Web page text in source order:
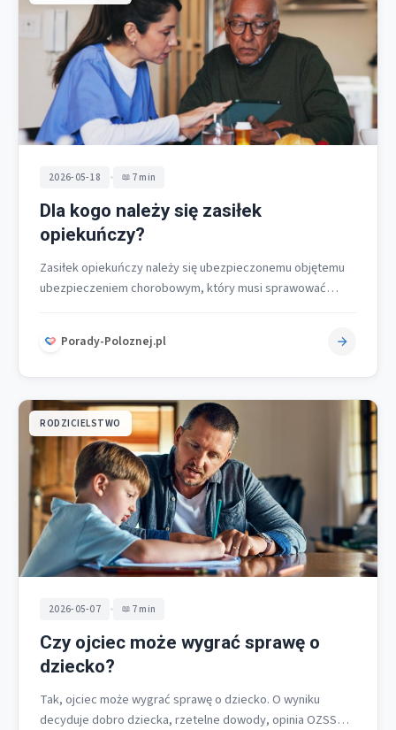
2026-05-18 • 7 min
Dla kogo należy się zasiłek
opiekuńczy?
Zasiłek opiekuńczy należy się ubezpieczonemu objętemu
ubezpieczeniem chorobowym, który musi sprawować
Porady-Poloznej.pl
RODZICIELSTWO
2026-05-07 • 7 min
Czy ojciec może wygrać sprawę o
dziecko?
Tak, ojciec może wygrać sprawę o dziecko. O wyniku
decyduje dobro dziecka, rzetelne dowody, opinia OZSS